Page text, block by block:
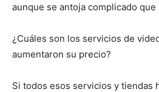
aunque se antoja complicado que
¿Cuáles son los servicios de
aumentaron su precio?
Si todos esos servicios y tiendas